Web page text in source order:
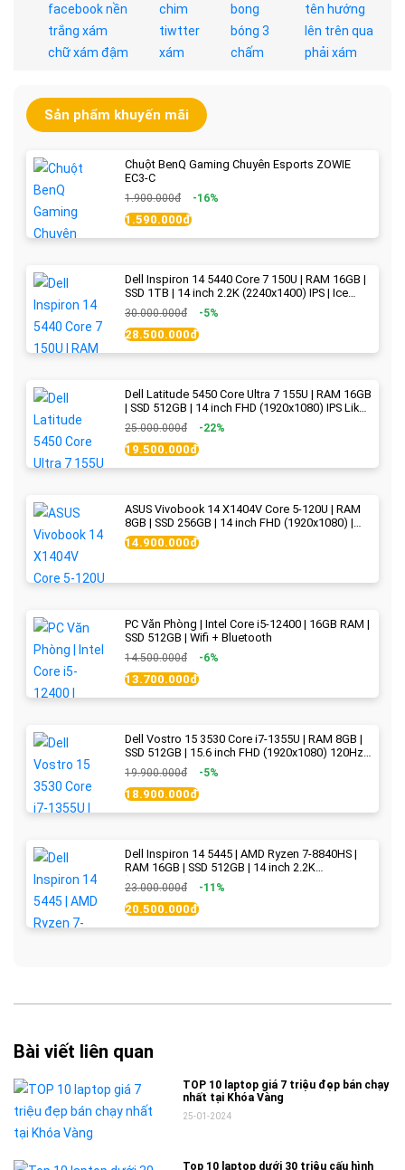
Sản phẩm khuyến mãi
Chuột BenQ Gaming Chuyên Esports ZOWIE
EC3-C
1.900.000đ -16%
1.590.000đ
Dell Inspiron 14 5440 Core 7 150U | RAM 16GB |
SSD 1TB | 14 inch 2.2K (2240x1400) IPS | Ice
Blue - New Fullbox
30.000.000đ -5%
28.500.000đ
Dell Latitude 5450 Core Ultra 7 155U | RAM 16GB
| SSD 512GB | 14 inch FHD (1920x1080) IPS Like
new
25.000.000đ -22%
19.500.000đ
ASUS Vivobook 14 X1404V Core 5-120U | RAM
8GB | SSD 256GB | 14 inch FHD (1920x1080) |
Quiet Blue - New Fullbox
14.900.000đ
PC Văn Phòng | Intel Core i5-12400 | 16GB RAM |
SSD 512GB | Wifi + Bluetooth
14.500.000đ -6%
13.700.000đ
Dell Vostro 15 3530 Core i7-1355U | RAM 8GB |
SSD 512GB | 15.6 inch FHD (1920x1080) 120Hz
WVA | Black | New Fullbox
19.900.000đ -5%
18.900.000đ
Dell Inspiron 14 5445 | AMD Ryzen 7-8840HS |
RAM 16GB | SSD 512GB | 14 inch 2.2K
(2240x1400) IPS 300nits | Ice Blue - New Fullbox
23.000.000đ -11%
20.500.000đ
Bài viết liên quan
TOP 10 laptop giá 7 triệu đẹp bán chạy
nhất tại Khóa Vàng
25-01-2024
Top 10 laptop dưới 30 triệu cấu hình